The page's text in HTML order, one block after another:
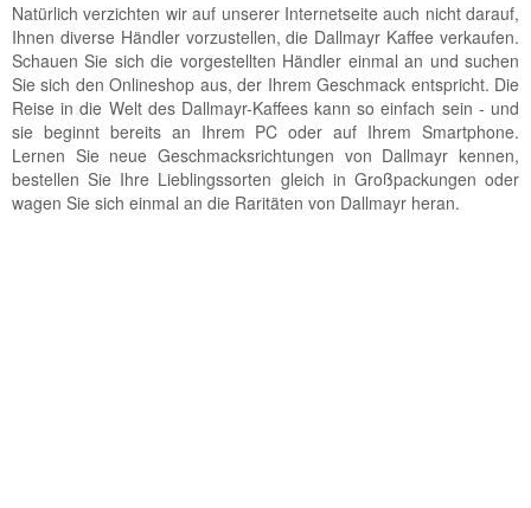
Natürlich verzichten wir auf unserer Internetseite auch nicht darauf,
Ihnen diverse Händler vorzustellen, die Dallmayr Kaffee verkaufen.
Schauen Sie sich die vorgestellten Händler einmal an und suchen
Sie sich den Onlineshop aus, der Ihrem Geschmack entspricht. Die
Reise in die Welt des Dallmayr-Kaffees kann so einfach sein - und
sie beginnt bereits an Ihrem PC oder auf Ihrem Smartphone.
Lernen Sie neue Geschmacksrichtungen von Dallmayr kennen,
bestellen Sie Ihre Lieblingssorten gleich in Großpackungen oder
wagen Sie sich einmal an die Raritäten von Dallmayr heran.